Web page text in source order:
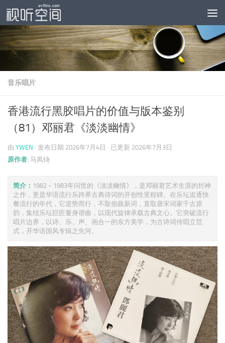
跳至内容
音乐唱片
香港流行黑胶唱片的价值与版本鉴别
（81）邓丽君《淡淡幽情》
由 YWEN · 发布日期 2026年7月4日 · 已更新 2026年7月3日
原作者: 马凤钖
简介： 1982－1983年问世的《淡淡幽情》，是邓丽君艺术生涯的封神
之作，更是华语流行乐跨界古典诗词的开创性里程碑。在乐坛追逐快
餐流行的年代，它逆势而行，不取俗曲新词，直取唐宋词家千古原
韵，集结乐坛巨匠量身谱曲，以现代旋律承载古典文心。它突破流行
唱片边界，以诗、乐、声、画合一的东方美学，为古诗词传唱立范
式，开华语国风专辑之先河。